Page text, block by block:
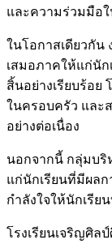
และความร่วมมือ
ในโอกาสเดียวกัน
เสมอภาคให้แก่นัก
สิ้นอย่างเรียบร้อย
ในครอบครัว และ
อย่างต่อเนื่อง
นอกจากนี้ กลุ่มบริ
แก่นักเรียนที่มีผลก
กำลังใจให้นักเรี
โรงเรียนเจริญศิ